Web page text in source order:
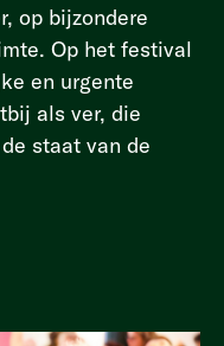
op bijzondere
Op het festival
en urgente
als ver, die
staat van de